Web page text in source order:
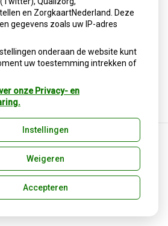
Nationale zorggids
2026
Zorg Online|Beheer
en ZorgkaartNederland. Deze
gegevens zoals uw IP-adres
onderaan de website kunt
uw toestemming intrekken of
onze Privacy- en
Instellingen
Weigeren
Accepteren